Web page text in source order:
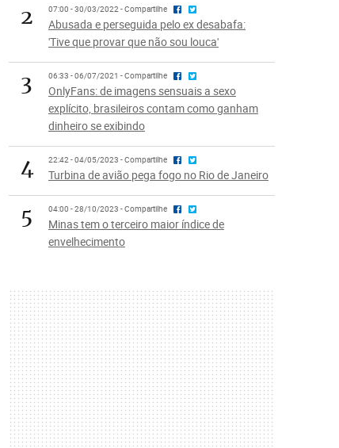
2 07:00 - 30/03/2022 - Compartilhe
Abusada e perseguida pelo ex desabafa:
'Tive que provar que não sou louca'
3 06:33 - 06/07/2021 - Compartilhe
OnlyFans: de imagens sensuais a sexo
explícito, brasileiros contam como ganham
dinheiro se exibindo
4 22:42 - 04/05/2023 - Compartilhe
Turbina de avião pega fogo no Rio de Janeiro
5 04:00 - 28/10/2023 - Compartilhe
Minas tem o terceiro maior índice de
envelhecimento